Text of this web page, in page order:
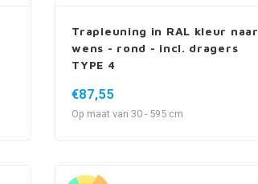
Trapleuning in RAL kleur naar
wens - rond - incl. dragers
TYPE 4
€87,55
Op maat van 30 - 595 cm